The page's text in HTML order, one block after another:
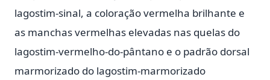
lagostim-sinal, a coloração vermelha brilhante e
as manchas vermelhas elevadas nas quelas do
lagostim-vermelho-do-pântano e o padrão dorsal
marmorizado do lagostim-marmorizado